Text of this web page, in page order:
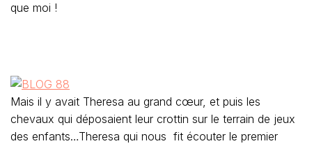
que moi !
Mais il y avait Theresa au grand cœur, et puis les
chevaux qui déposaient leur crottin sur le terrain de jeux
des enfants…Theresa qui nous fit écouter le premier